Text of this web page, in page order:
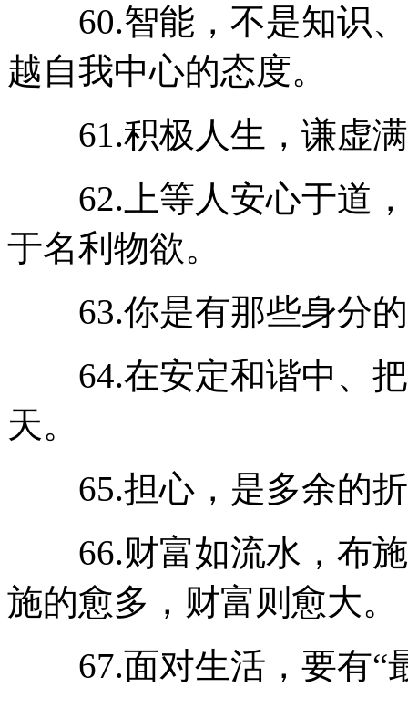
60.智能，不是知识、
越自我中心的态度。
61.积极人生，谦虚满
62.上等人安心于道，
于名利物欲。
63.你是有那些身分的
64.在安定和谐中、把
天。
65.担心，是多余的折
66.财富如流水，布施
施的愈多，财富则愈大。
67.面对生活，要有“